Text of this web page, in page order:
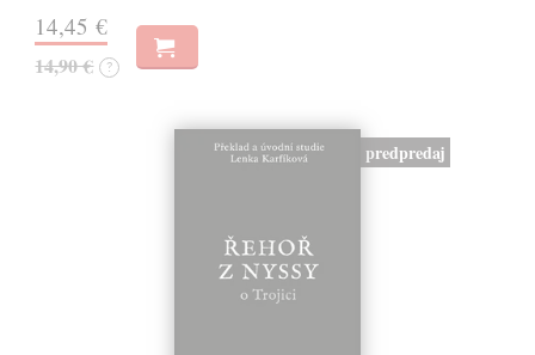
14,45 €
14,90 € ?
predpredaj